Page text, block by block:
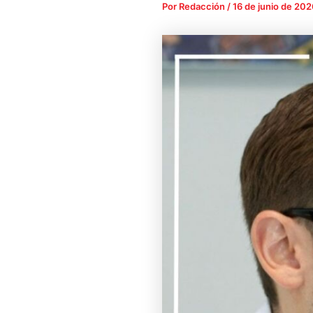
Por Redacción /16 de junio de